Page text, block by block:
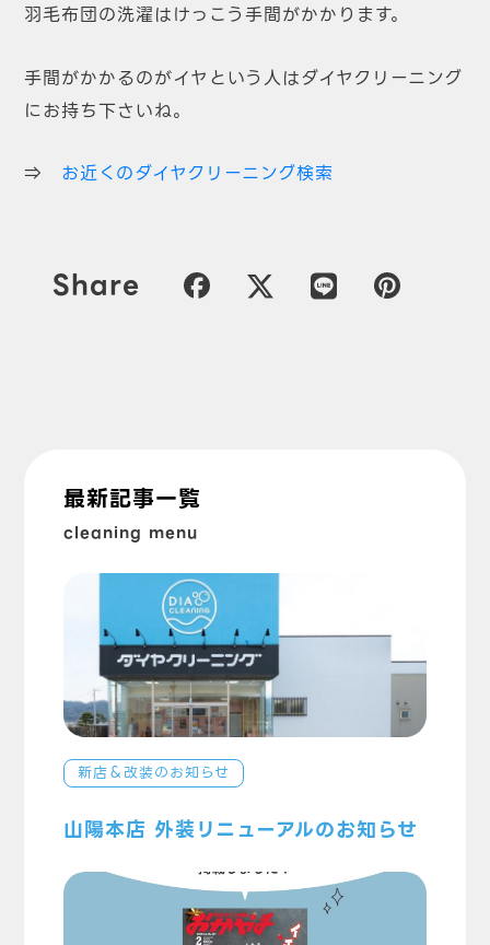
羽毛布団の洗濯はけっこう手間がかかります。
手間がかかるのがイヤという人はダイヤクリーニング
にお持ち下さいね。
⇒ お近くのダイヤクリーニング検索
Share
最新記事一覧
cleaning menu
新店＆改装のお知らせ
山陽本店 外装リニューアルのお知らせ